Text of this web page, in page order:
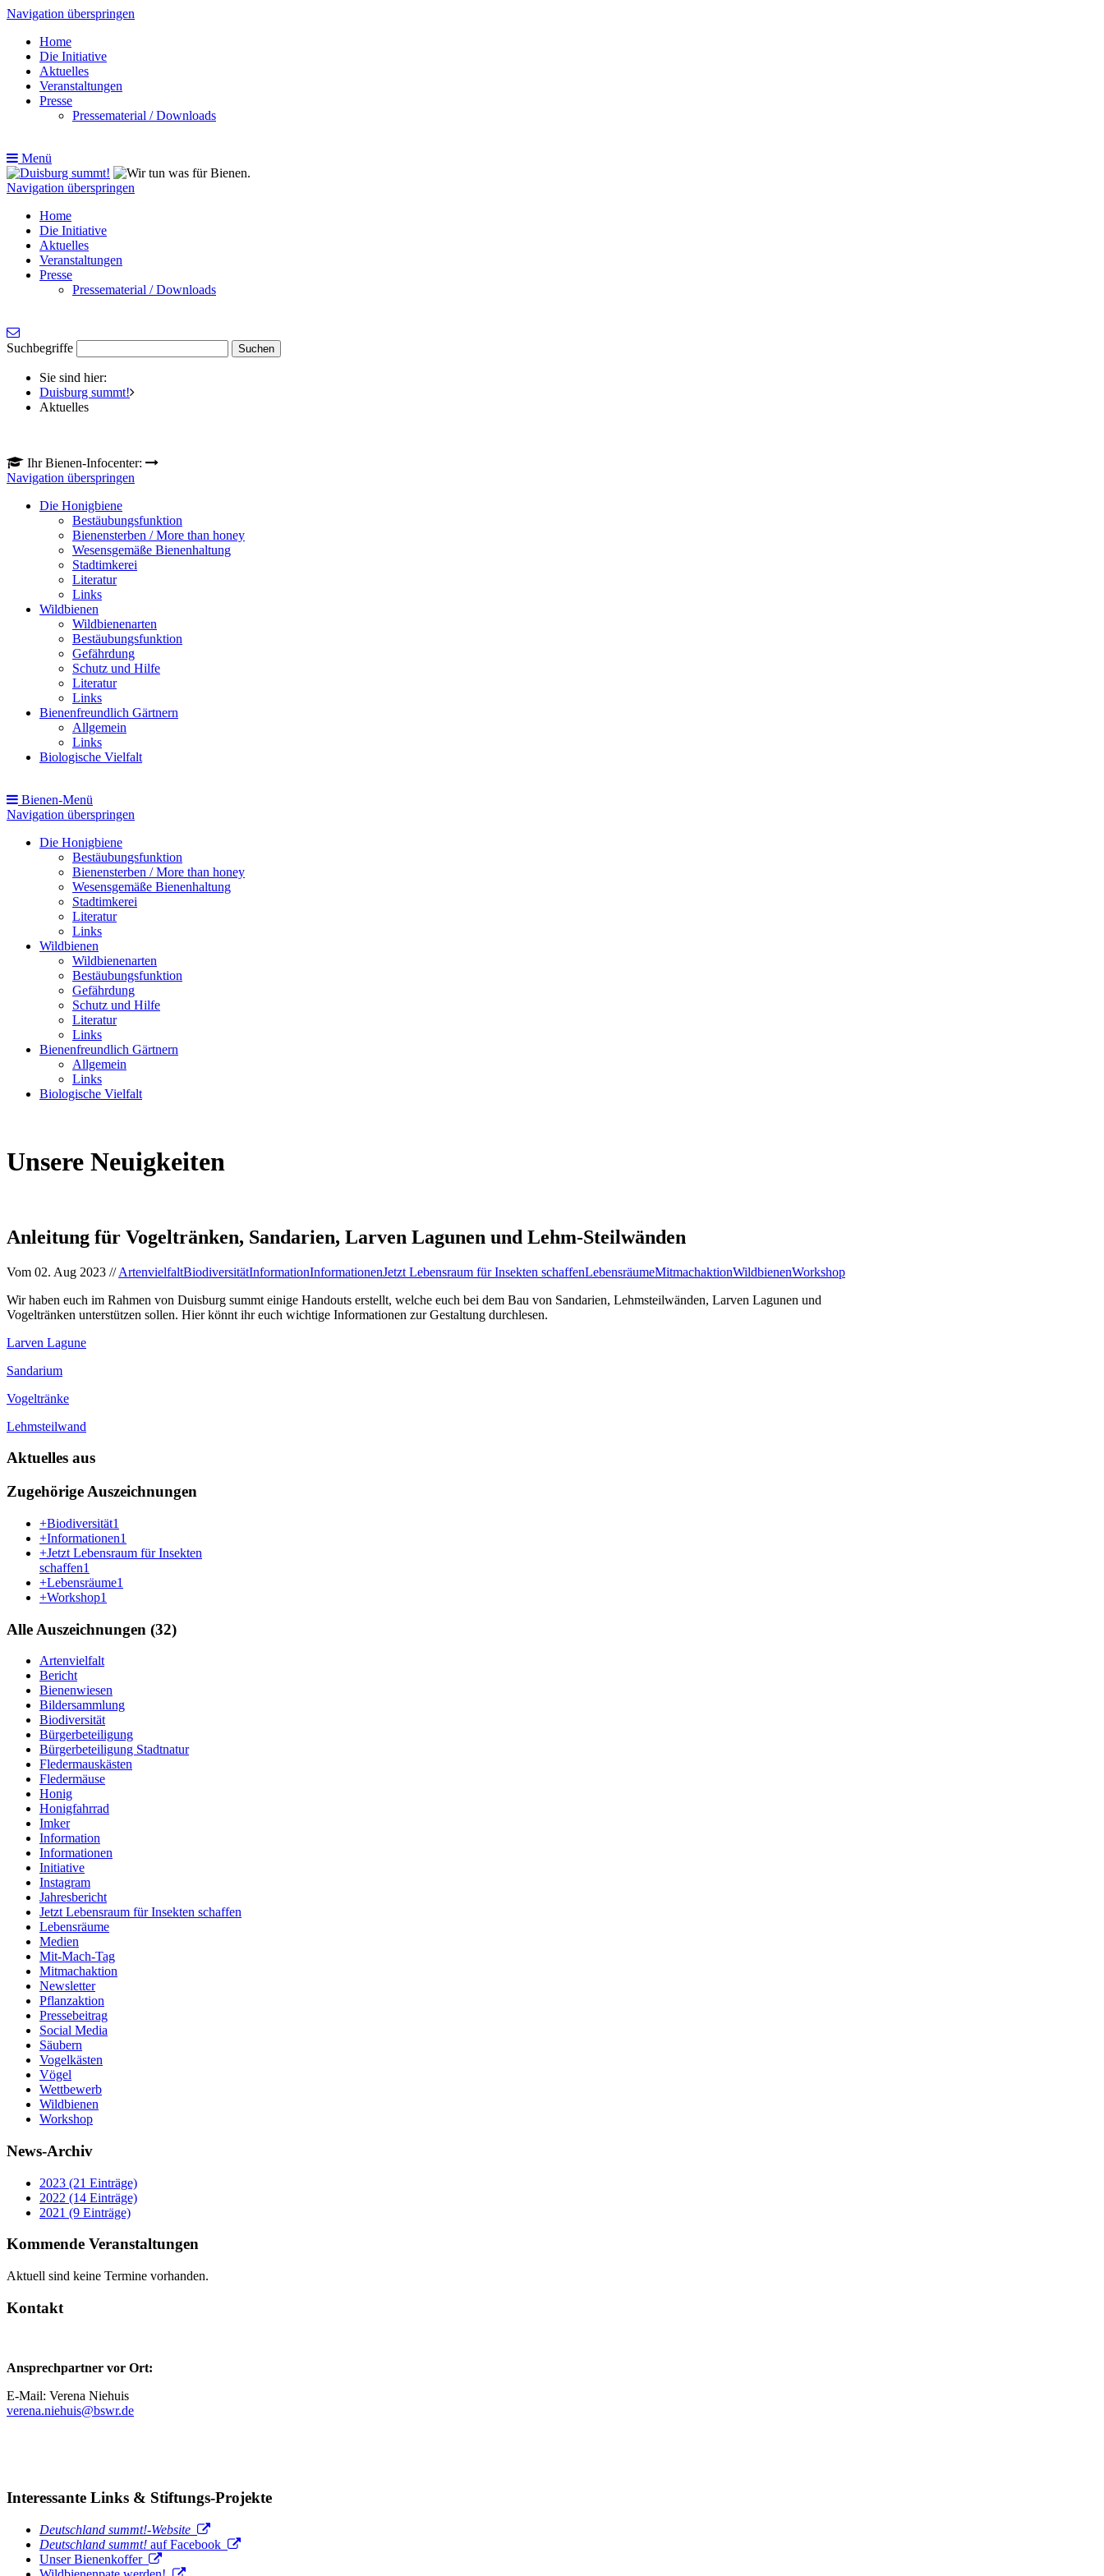
Navigation überspringen
Home
Die Initiative
Aktuelles
Veranstaltungen
Presse
Pressematerial / Downloads
Menü
Navigation überspringen
Home
Die Initiative
Aktuelles
Veranstaltungen
Presse
Pressematerial / Downloads
Suchbegriffe
Sie sind hier:
Duisburg summt!
Aktuelles
Ihr Bienen-Infocenter:
Navigation überspringen
Die Honigbiene
Bestäubungsfunktion
Bienensterben / More than honey
Wesensgemäße Bienenhaltung
Stadtimkerei
Literatur
Links
Wildbienen
Wildbienenarten
Bestäubungsfunktion
Gefährdung
Schutz und Hilfe
Literatur
Links
Bienenfreundlich Gärtnern
Allgemein
Links
Biologische Vielfalt
Bienen-Menü
Navigation überspringen
Die Honigbiene
Bestäubungsfunktion
Bienensterben / More than honey
Wesensgemäße Bienenhaltung
Stadtimkerei
Literatur
Links
Wildbienen
Wildbienenarten
Bestäubungsfunktion
Gefährdung
Schutz und Hilfe
Literatur
Links
Bienenfreundlich Gärtnern
Allgemein
Links
Biologische Vielfalt
Unsere Neuigkeiten
Anleitung für Vogeltränken, Sandarien, Larven Lagunen und Lehm-Steilwänden
Vom 02. Aug 2023 //ArtenvielfaltBiodiversitätInformationInformationenJetzt Lebensraum für Insekten schaffenLebensräumeMitmachaktionWildbienenWorkshop
Wir haben euch im Rahmen von Duisburg summt einige Handouts erstellt, welche euch bei dem Bau von Sandarien, Lehmsteilwänden, Larven Lagunen und
Vogeltränken unterstützen sollen. Hier könnt ihr euch wichtige Informationen zur Gestaltung durchlesen.
Larven Lagune
Sandarium
Vogeltränke
Lehmsteilwand
Aktuelles aus
Zugehörige Auszeichnungen
+Biodiversität1
+Informationen1
+Jetzt Lebensraum für Insekten
schaffen1
+Lebensräume1
+Workshop1
Alle Auszeichnungen (32)
Artenvielfalt
Bericht
Bienenwiesen
Bildersammlung
Biodiversität
Bürgerbeteiligung
Bürgerbeteiligung Stadtnatur
Fledermauskästen
Fledermäuse
Honig
Honigfahrrad
Imker
Information
Informationen
Initiative
Instagram
Jahresbericht
Jetzt Lebensraum für Insekten schaffen
Lebensräume
Medien
Mit-Mach-Tag
Mitmachaktion
Newsletter
Pflanzaktion
Pressebeitrag
Social Media
Säubern
Vogelkästen
Vögel
Wettbewerb
Wildbienen
Workshop
News-Archiv
2023 (21 Einträge)
2022 (14 Einträge)
2021 (9 Einträge)
Kommende Veranstaltungen
Aktuell sind keine Termine vorhanden.
Kontakt
Ansprechpartner vor Ort:
E-Mail: Verena Niehuis
verena.niehuis@bswr.de
Interessante Links & Stiftungs-Projekte
Deutschland summt!-Website
Deutschland summt! auf Facebook
Unser Bienenkoffer